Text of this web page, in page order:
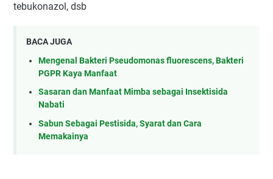
tebukonazol, dsb
BACA JUGA
Mengenal Bakteri Pseudomonas fluorescens, Bakteri
PGPR Kaya Manfaat
Sasaran dan Manfaat Mimba sebagai Insektisida
Nabati
Sabun Sebagai Pestisida, Syarat dan Cara
Memakainya